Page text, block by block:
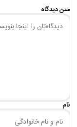
متن دیدگاه
نام